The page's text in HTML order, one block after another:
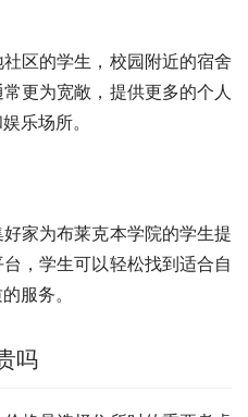
区的学生，校园附近的宿舍
更为宽敞，提供更多的个人
乐场所。
家为布莱克本学院的学生提
，学生可以轻松找到适合自
服务。
吗